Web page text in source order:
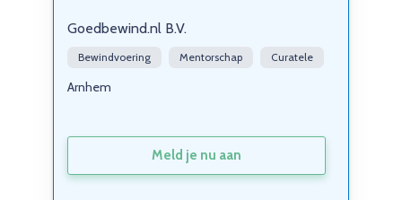
Goedbewind.nl B.V.
Bewindvoering Mentorschap Curatele
Arnhem
Meld je nu aan